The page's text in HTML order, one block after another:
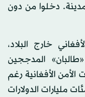
دخلوا من دون
خارج البلاد،
المدججين
الأمن الأفغانية رغم
مليارات الدولارات